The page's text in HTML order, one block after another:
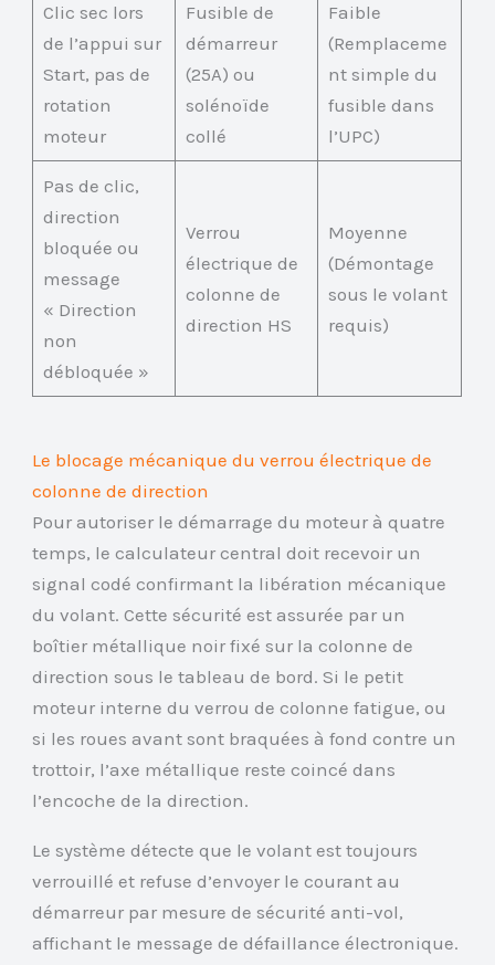
Clic sec lors
de l’appui sur
Start, pas de
rotation
moteur
Fusible de
démarreur
(25A) ou
solénoïde
collé
Faible
(Remplaceme
nt simple du
fusible dans
l’UPC)
Pas de clic,
direction
bloquée ou
message
« Direction
non
débloquée »
Verrou
électrique de
colonne de
direction HS
Moyenne
(Démontage
sous le volant
requis)
Le blocage mécanique du verrou électrique de
colonne de direction
Pour autoriser le démarrage du moteur à quatre
temps, le calculateur central doit recevoir un
signal codé confirmant la libération mécanique
du volant. Cette sécurité est assurée par un
boîtier métallique noir fixé sur la colonne de
direction sous le tableau de bord. Si le petit
moteur interne du verrou de colonne fatigue, ou
si les roues avant sont braquées à fond contre un
trottoir, l’axe métallique reste coincé dans
l’encoche de la direction.
Le système détecte que le volant est toujours
verrouillé et refuse d’envoyer le courant au
démarreur par mesure de sécurité anti-vol,
affichant le message de défaillance électronique.